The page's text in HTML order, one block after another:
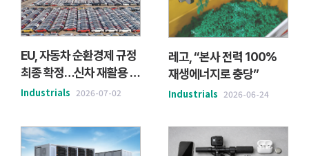
EU, 자동차 순환경제 규정
최종 확정…신차 재활용 플
라스틱 의무화·폐차 수출
Industrials 2026-07-02
레고, “본사 전력 100%
재생에너지로 충당”
Industrials 2026-06-24